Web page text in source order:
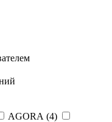
AGORA (4)